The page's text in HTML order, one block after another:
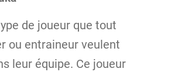
de joueur que tout
ou entraineur veulent
leur équipe. Ce joueur